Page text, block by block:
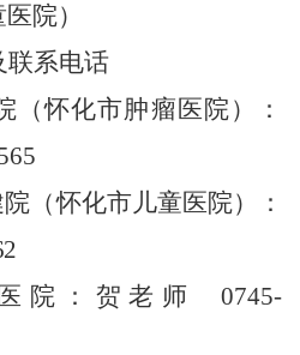
院）
联系电话
（怀化市肿瘤医院）
：
（怀化市儿童医院）
：
院：贺老师
0745-